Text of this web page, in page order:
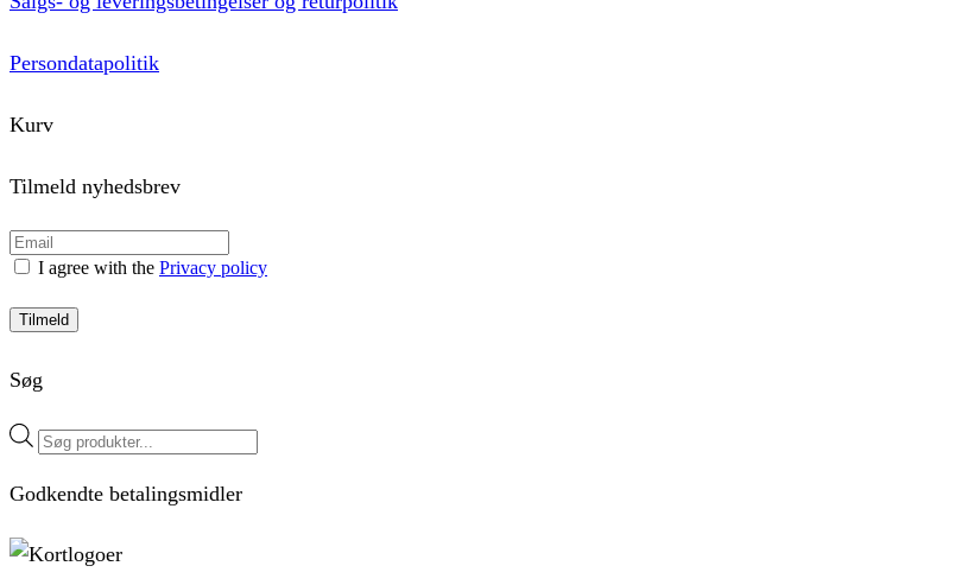
Persondatapolitik
Kurv
Tilmeld nyhedsbrev
I agree with the Privacy policy
Tilmeld
Søg
Products
search
Godkendte betalingsmidler